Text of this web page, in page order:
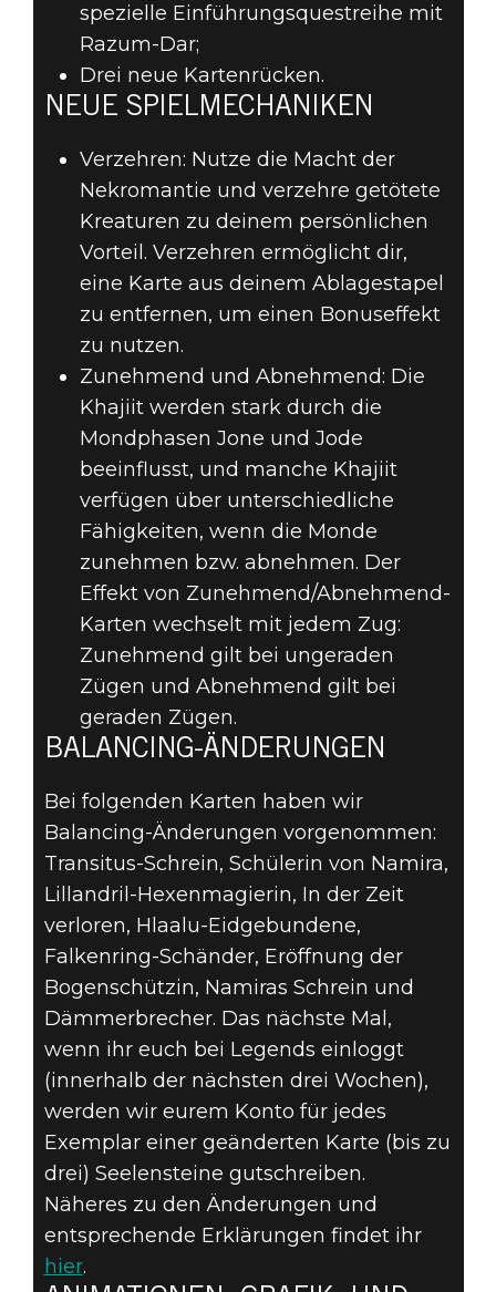
spezielle Einführungsquestreihe mit
Razum-Dar;
Drei neue Kartenrücken.
NEUE SPIELMECHANIKEN
Verzehren: Nutze die Macht der
Nekromantie und verzehre getötete
Kreaturen zu deinem persönlichen
Vorteil. Verzehren ermöglicht dir,
eine Karte aus deinem Ablagestapel
zu entfernen, um einen Bonuseffekt
zu nutzen.
Zunehmend und Abnehmend: Die
Khajiit werden stark durch die
Mondphasen Jone und Jode
beeinflusst, und manche Khajiit
verfügen über unterschiedliche
Fähigkeiten, wenn die Monde
zunehmen bzw. abnehmen. Der
Effekt von Zunehmend/Abnehmend-
Karten wechselt mit jedem Zug:
Zunehmend gilt bei ungeraden
Zügen und Abnehmend gilt bei
geraden Zügen.
BALANCING-ÄNDERUNGEN
Bei folgenden Karten haben wir
Balancing-Änderungen vorgenommen:
Transitus-Schrein, Schülerin von Namira,
Lillandril-Hexenmagierin, In der Zeit
verloren, Hlaalu-Eidgebundene,
Falkenring-Schänder, Eröffnung der
Bogenschützin, Namiras Schrein und
Dämmerbrecher. Das nächste Mal,
wenn ihr euch bei Legends einloggt
(innerhalb der nächsten drei Wochen),
werden wir eurem Konto für jedes
Exemplar einer geänderten Karte (bis zu
drei) Seelensteine gutschreiben.
Näheres zu den Änderungen und
entsprechende Erklärungen findet ihr
hier.